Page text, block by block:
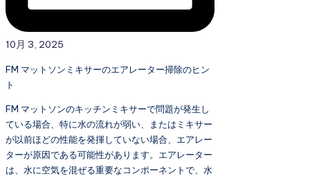
10月 3, 2025
FM マットソンミキサーのエアレーター掃除のヒン
ト
FM マットソンのキッチンミキサーで問題が発生し
ている場合、特に水の流れが弱い、またはミキサー
が以前ほどの性能を発揮していない場合、エアレー
ターが原因である可能性があります。エアレーター
は、水に空気を混ぜる重要なコンポーネントで、水